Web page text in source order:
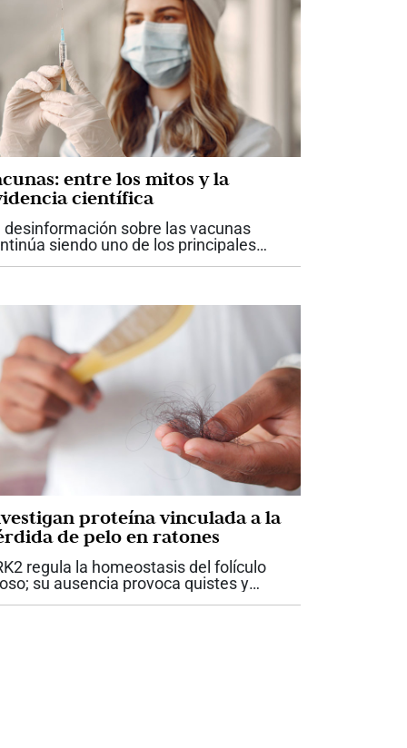
entre los mitos y la
científica
desinformación sobre las vacunas
siendo uno de los principales
proteína vinculada a la
de pelo en ratones
regula la homeostasis del folículo
su ausencia provoca quistes y